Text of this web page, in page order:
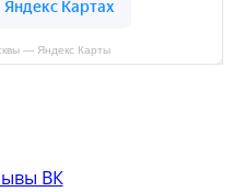
— Яндекс Карты
ВК